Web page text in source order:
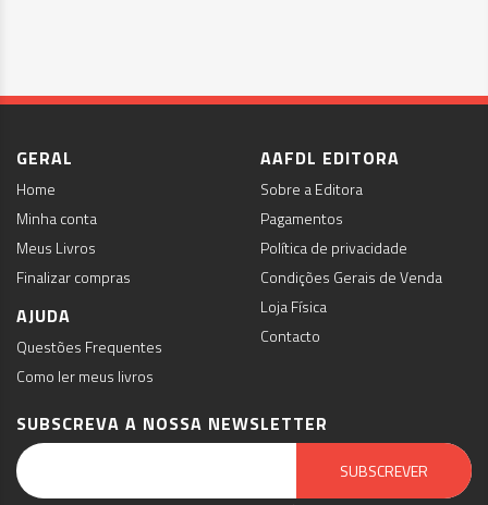
GERAL
Home
Minha conta
Meus Livros
Finalizar compras
AJUDA
Questões Frequentes
Como ler meus livros
AAFDL EDITORA
Sobre a Editora
Pagamentos
Política de privacidade
Condições Gerais de Venda
Loja Física
Contacto
SUBSCREVA A NOSSA NEWSLETTER
SUBSCREVER
Email Marketing by E-goi